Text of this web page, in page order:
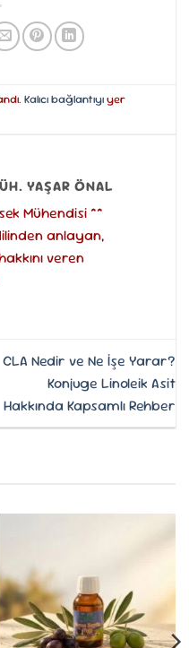
Kalıcı bağlantıyıyer
YAŞAR ÖNAL
Mühendisi **
anlayan,
veren
CLA Nedir ve Ne İşe Yarar?
Konjuge Linoleik Asit
Hakkında Kapsamlı Rehber